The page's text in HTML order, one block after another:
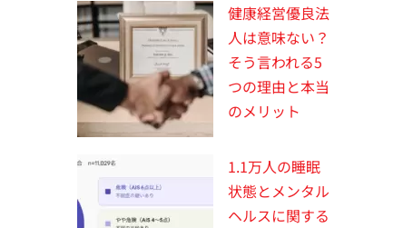
健康経営優良法
人は意味ない？
そう言われる5
つの理由と本当
のメリット
1.1万人の睡眠
状態とメンタル
ヘルスに関する